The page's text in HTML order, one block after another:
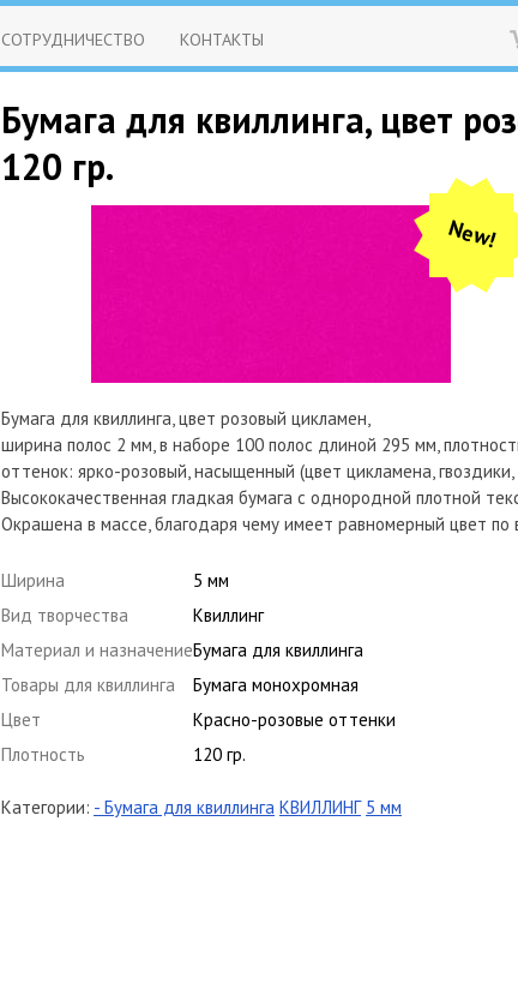
СОТРУДНИЧЕСТВО КОНТАКТЫ
Бумага для квиллинга, цвет
120 гр.
New!
Бумага для квиллинга, цвет розовый цикламен,
ширина полос 2 мм, в наборе 100 полос длиной 295 мм,
оттенок: ярко-розовый, насыщенный (цвет цикламена, гвоздики,
Высококачественная гладкая бумага с однородной плотной
Окрашена в массе, благодаря чему имеет равномерный цвет по
Ширина
5 мм
Вид творчества
Квиллинг
Материал и назначениеБумага для квиллинга
Товары для квиллинга
Бумага монохромная
Цвет
Красно-розовые оттенки
Плотность
120 гр.
Категории: - Бумага для квиллинга КВИЛЛИНГ 5 мм